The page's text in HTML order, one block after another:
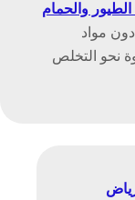
والحمام
دون مواد
نحو التخلص